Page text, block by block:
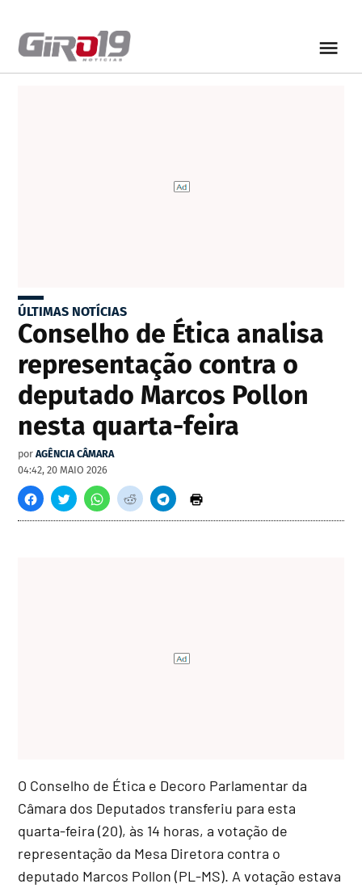
ÚLTIMAS NOTÍCIAS
Conselho de Ética analisa
representação contra o
deputado Marcos Pollon
nesta quarta-feira
por AGÊNCIA CÂMARA
04:42, 20 MAIO 2026
O Conselho de Ética e Decoro Parlamentar da
Câmara dos Deputados transferiu para esta
quarta-feira (20), às 14 horas, a votação de
representação da Mesa Diretora contra o
deputado Marcos Pollon (PL-MS). A votação estava